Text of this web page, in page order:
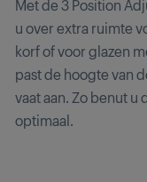
Met de 3 Position
u over extra ruimte
korf of voor glazen
past de hoogte van
vaat aan. Zo benut u
optimaal.